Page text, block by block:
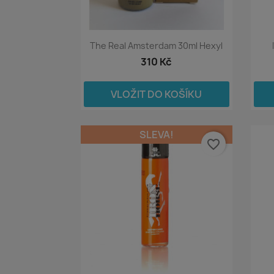
The Real Amsterdam 30ml Hexyl
310 Kč
VLOŽIT DO KOŠÍKU
SLEVA!
favorite_border